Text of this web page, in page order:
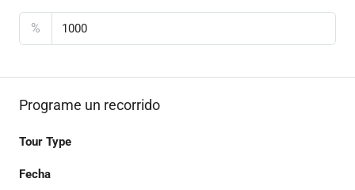
%
Programe un recorrido
Tour Type
Fecha